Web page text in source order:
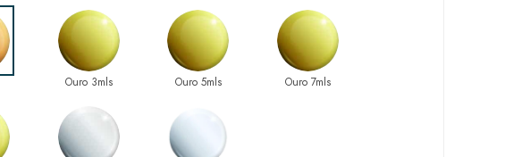
Ouro 3mls Ouro 5mls Ouro 7mls